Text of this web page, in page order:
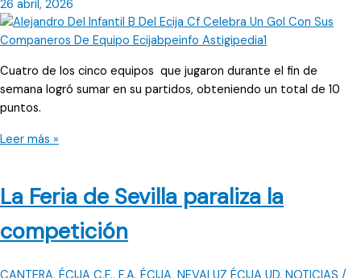
26 abril, 2026
Cuatro de los cinco equipos que jugaron durante el fin de
semana logró sumar en su partidos, obteniendo un total de 10
puntos.
Por
olé
Leer más »
La Feria de Sevilla paraliza la
competición